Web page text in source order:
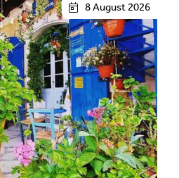
8 August 2026